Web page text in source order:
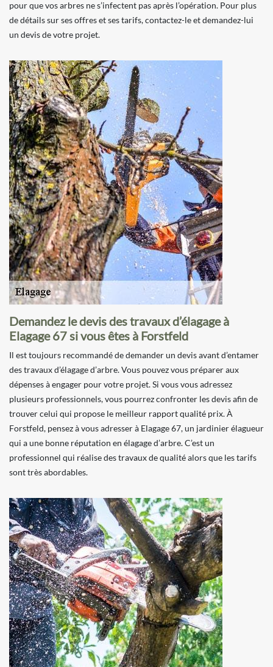
pour que vos arbres ne s’infectent pas après l’opération. Pour plus
de détails sur ses offres et ses tarifs, contactez-le et demandez-lui
un devis de votre projet.
Demandez le devis des travaux d’élagage à
Elagage 67 si vous êtes à Forstfeld
Il est toujours recommandé de demander un devis avant d’entamer
des travaux d’élagage d’arbre. Vous pouvez vous préparer aux
dépenses à engager pour votre projet. Si vous vous adressez
plusieurs professionnels, vous pourrez confronter les devis afin de
trouver celui qui propose le meilleur rapport qualité prix. À
Forstfeld, pensez à vous adresser à Elagage 67, un jardinier élagueur
qui a une bonne réputation en élagage d’arbre. C’est un
professionnel qui réalise des travaux de qualité alors que les tarifs
sont très abordables.